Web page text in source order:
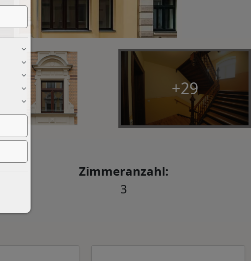
+29
Zimmeranzahl:
3
Jedes Cookie wie z.B. Tracking- und Analytische-
sowie Drittanbieter-Inhalte.
Auswahl erlauben:
Es werden nur Drittanbieter-Inhalte oder die
Arten zugelassen die Sie in den Checkboxen
Nur notwendiges zulassen:
Es werden nur die technisch notwendigen
zugelassen und keine Drittanbieter-Inhalte.